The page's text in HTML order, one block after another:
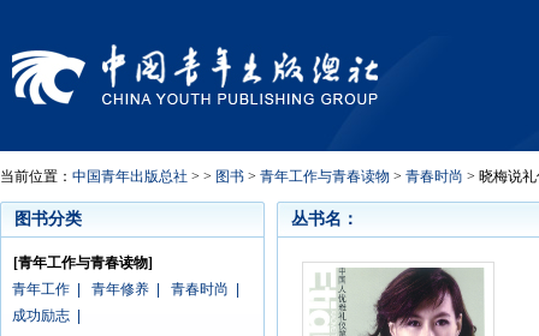
当前位置： 中国青年出版总社 > > 图书 > 青年工作与青春读物 > 青春时尚 > 晓梅说
图书分类
[青年工作与青春读物]
青年工作
青年修养 青春时尚
成功励志
丛书名：